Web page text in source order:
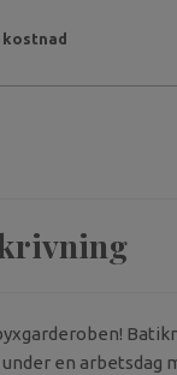
en arbetsdag